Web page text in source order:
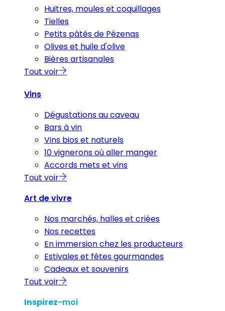
Huitres, moules et coquillages
Tielles
Petits pâtés de Pézenas
Olives et huile d'olive
Bières artisanales
Tout voir
Vins
Dégustations au caveau
Bars à vin
Vins bios et naturels
10 vignerons où aller manger
Accords mets et vins
Tout voir
Art de vivre
Nos marchés, halles et criées
Nos recettes
En immersion chez les producteurs
Estivales et fêtes gourmandes
Cadeaux et souvenirs
Tout voir
Inspirez-moi